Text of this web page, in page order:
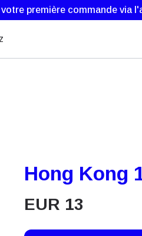
première commande via
Hong Kong
EUR 13